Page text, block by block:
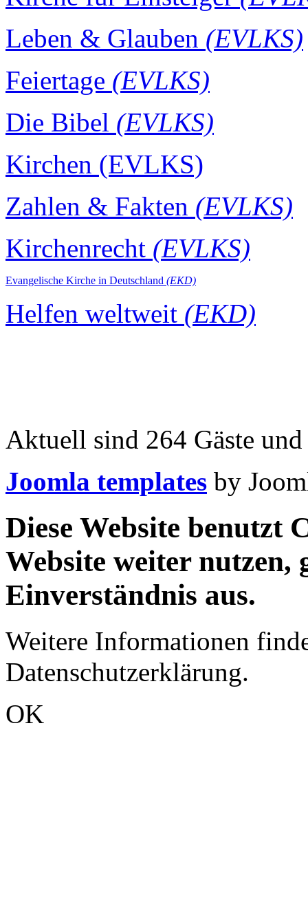
Leben & Glauben (EVLKS)
Feiertage (EVLKS)
Die Bibel (EVLKS)
Kirchen (EVLKS)
Zahlen & Fakten (EVLKS)
Kirchenrecht (EVLKS)
Evangelische Kirche in Deutschland (EKD)
Helfen weltweit (EKD)
Aktuell sind 264 Gäste
Joomla templates by
Diese Website benutzt
Website weiter nutzen,
Einverständnis aus.
Weitere Informationen
Datenschutzerklärung.
OK